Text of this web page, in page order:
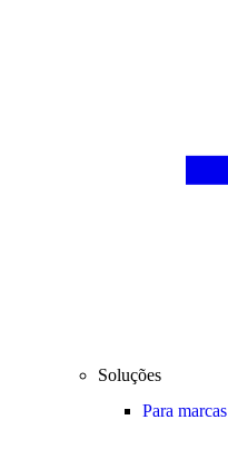
Soluções
Para marcas